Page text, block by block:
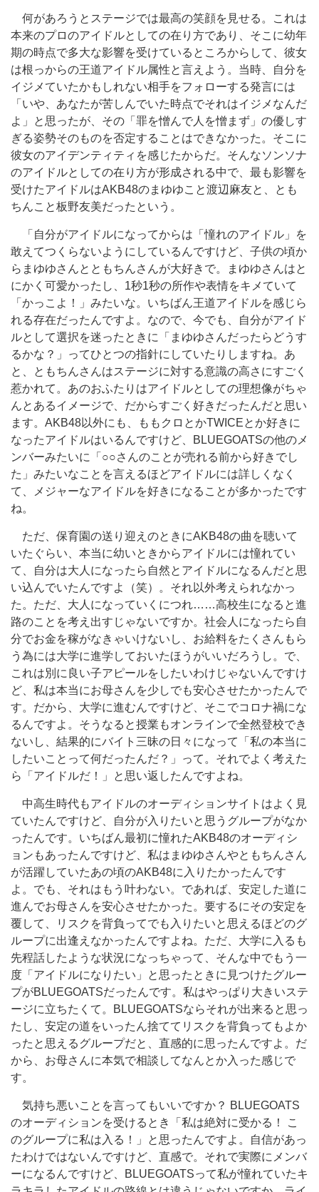
何があろうとステージでは最高の笑顔を見せる。これは
本来のプロのアイドルとしての在り方であり、そこに幼年
期の時点で多大な影響を受けているところからして、彼女
は根っからの王道アイドル属性と言えよう。当時、自分を
イジメていたかもしれない相手をフォローする発言には
「いや、あなたが苦しんでいた時点でそれはイジメなんだ
よ」と思ったが、その「罪を憎んで人を憎まず」の優しす
ぎる姿勢そのものを否定することはできなかった。そこに
彼女のアイデンティティを感じたからだ。そんなソンソナ
のアイドルとしての在り方が形成される中で、最も影響を
受けたアイドルはAKB48のまゆゆこと渡辺麻友と、とも
ちんこと板野友美だったという。
「自分がアイドルになってからは「憧れのアイドル」を
敢えてつくらないようにしているんですけど、子供の頃か
らまゆゆさんとともちんさんが大好きで。まゆゆさんはと
にかく可愛かったし、1秒1秒の所作や表情をキメていて
「かっこよ！」みたいな。いちばん王道アイドルを感じら
れる存在だったんですよ。なので、今でも、自分がアイド
ルとして選択を迷ったときに「まゆゆさんだったらどうす
るかな？」ってひとつの指針にしていたりしますね。あ
と、ともちんさんはステージに対する意識の高さにすごく
惹かれて。あのおふたりはアイドルとしての理想像がちゃ
んとあるイメージで、だからすごく好きだったんだと思い
ます。AKB48以外にも、ももクロとかTWICEとか好きに
なったアイドルはいるんですけど、BLUEGOATSの他のメ
ンバーみたいに「○○さんのことが売れる前から好きでし
た」みたいなことを言えるほどアイドルには詳しくなく
て、メジャーなアイドルを好きになることが多かったです
ね。
ただ、保育園の送り迎えのときにAKB48の曲を聴いて
いたぐらい、本当に幼いときからアイドルには憧れてい
て、自分は大人になったら自然とアイドルになるんだと思
い込んでいたんですよ（笑）。それ以外考えられなかっ
た。ただ、大人になっていくにつれ……高校生になると進
路のことを考え出すじゃないですか。社会人になったら自
分でお金を稼がなきゃいけないし、お給料をたくさんもら
う為には大学に進学しておいたほうがいいだろうし。で、
これは別に良い子アピールをしたいわけじゃないんですけ
ど、私は本当にお母さんを少しでも安心させたかったんで
す。だから、大学に進むんですけど、そこでコロナ禍にな
るんですよ。そうなると授業もオンラインで全然登校でき
ないし、結果的にバイト三昧の日々になって「私の本当に
したいことって何だったんだ？」って。それでよく考えた
ら「アイドルだ！」と思い返したんですよね。
中高生時代もアイドルのオーディションサイトはよく見
ていたんですけど、自分が入りたいと思うグループがなか
ったんです。いちばん最初に憧れたAKB48のオーディシ
ョンもあったんですけど、私はまゆゆさんやともちんさん
が活躍していたあの頃のAKB48に入りたかったんです
よ。でも、それはもう叶わない。であれば、安定した道に
進んでお母さんを安心させたかった。要するにその安定を
覆して、リスクを背負ってでも入りたいと思えるほどのグ
ループに出逢えなかったんですよね。ただ、大学に入るも
先程話したような状況になっちゃって、そんな中でもう一
度「アイドルになりたい」と思ったときに見つけたグルー
プがBLUEGOATSだったんです。私はやっぱり大きいステ
ージに立ちたくて。BLUEGOATSならそれが出来ると思っ
たし、安定の道をいったん捨ててリスクを背負ってもよか
ったと思えるグループだと、直感的に思ったんですよ。だ
から、お母さんに本気で相談してなんとか入った感じで
す。
気持ち悪いことを言ってもいいですか？ BLUEGOATS
のオーディションを受けるとき「私は絶対に受かる！ こ
のグループに私は入る！」と思ったんですよ。自信があっ
たわけではないんですけど、直感で。それで実際にメンバ
ーになるんですけど、BLUEGOATSって私が憧れていたキ